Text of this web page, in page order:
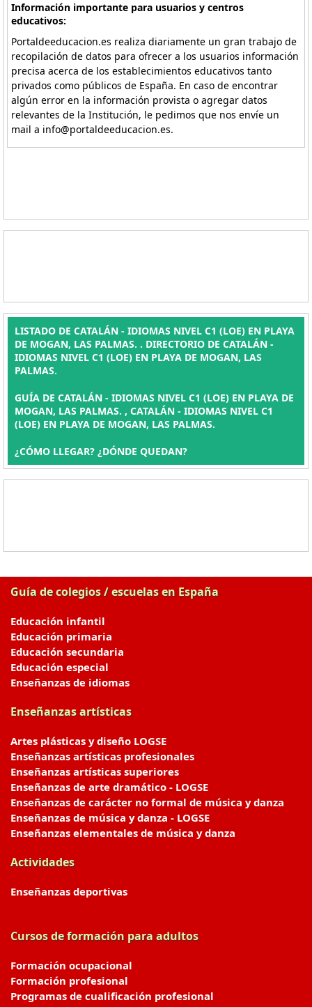
Información importante para usuarios y centros
educativos:
Portaldeeducacion.es realiza diariamente un gran trabajo de
recopilación de datos para ofrecer a los usuarios información
precisa acerca de los establecimientos educativos tanto
privados como públicos de España. En caso de encontrar
algún error en la información provista o agregar datos
relevantes de la Institución, le pedimos que nos envíe un
mail a info@portaldeeducacion.es.
LISTADO DE CATALÁN - IDIOMAS NIVEL C1 (LOE) EN PLAYA
DE MOGAN, LAS PALMAS. . DIRECTORIO DE CATALÁN -
IDIOMAS NIVEL C1 (LOE) EN PLAYA DE MOGAN, LAS
PALMAS.
GUÍA DE CATALÁN - IDIOMAS NIVEL C1 (LOE) EN PLAYA DE
MOGAN, LAS PALMAS. , CATALÁN - IDIOMAS NIVEL C1
(LOE) EN PLAYA DE MOGAN, LAS PALMAS.
¿CÓMO LLEGAR? ¿DÓNDE QUEDAN?
Guía de colegios / escuelas en España
Educación infantil
Educación primaria
Educación secundaria
Educación especial
Enseñanzas de idiomas
Enseñanzas artísticas
Artes plásticas y diseño LOGSE
Enseñanzas artísticas profesionales
Enseñanzas artísticas superiores
Enseñanzas de arte dramático - LOGSE
Enseñanzas de carácter no formal de música y danza
Enseñanzas de música y danza - LOGSE
Enseñanzas elementales de música y danza
Actividades
Enseñanzas deportivas
Cursos de formación para adultos
Formación ocupacional
Formación profesional
Programas de cualificación profesional